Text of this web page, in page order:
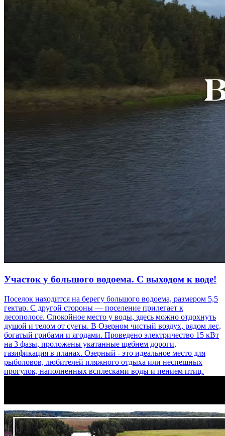
Участок у большого водоема. С выходом к воде!
Поселок находится на берегу большого водоема, размером 5,5
гектар. С другой стороны — поселение прилегает к
лесополосе. Спокойное место у воды, здесь можно отдохнуть
душой и телом от суеты. В Озерном чистый воздух, рядом лес,
богатый грибами и ягодами. Проведено электричество 15 кВт
на 3 фазы, проложены укатанные щебнем дороги,
газификация в планах. Озерный - это идеальное место для
рыболовов, любителей пляжного отдыха или неспешных
прогулок, наполненных всплесками воды и пением птиц.